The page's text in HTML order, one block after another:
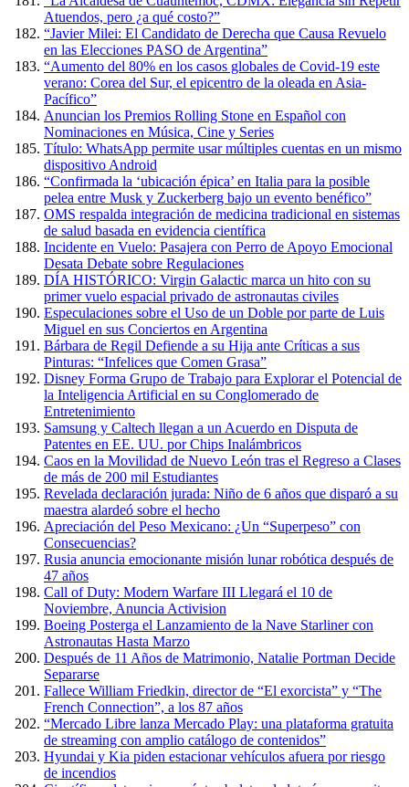
Atuendos, pero ¿a qué costo?”
“Javier Milei: El Candidato de Derecha que Causa Revuelo
en las Elecciones PASO de Argentina”
“Aumento del 80% en los casos globales de Covid-19 este
verano: Corea del Sur, el epicentro de la oleada en Asia-
Pacífico”
Anuncian los Premios Rolling Stone en Español con
Nominaciones en Música, Cine y Series
Título: WhatsApp permite usar múltiples cuentas en un mismo
dispositivo Android
“Confirmada la ‘ubicación épica’ en Italia para la posible
pelea entre Musk y Zuckerberg bajo un evento benéfico”
OMS respalda integración de medicina tradicional en sistemas
de salud basada en evidencia científica
Incidente en Vuelo: Pasajera con Perro de Apoyo Emocional
Desata Debate sobre Regulaciones
DÍA HISTÓRICO: Virgin Galactic marca un hito con su
primer vuelo espacial privado de astronautas civiles
Especulaciones sobre el Uso de un Doble por parte de Luis
Miguel en sus Conciertos en Argentina
Bárbara de Regil Defiende a su Hija ante Críticas a sus
Pinturas: “Infelices que Comen Grasa”
Disney Forma Grupo de Trabajo para Explorar el Potencial de
la Inteligencia Artificial en su Conglomerado de
Entretenimiento
Samsung y Caltech llegan a un Acuerdo en Disputa de
Patentes en EE. UU. por Chips Inalámbricos
Caos en la Movilidad de Nuevo León tras el Regreso a Clases
de más de 200 mil Estudiantes
Revelada declaración jurada: Niño de 6 años que disparó a su
maestra alardeó sobre el hecho
Apreciación del Peso Mexicano: ¿Un “Superpeso” con
Consecuencias?
Rusia anuncia emocionante misión lunar robótica después de
47 años
Call of Duty: Modern Warfare III Llegará el 10 de
Noviembre, Anuncia Activision
Boeing Posterga el Lanzamiento de la Nave Starliner con
Astronautas Hasta Marzo
Después de 11 Años de Matrimonio, Natalie Portman Decide
Separarse
Fallece William Friedkin, director de “El exorcista” y “The
French Connection”, a los 87 años
“Mercado Libre lanza Mercado Play: una plataforma gratuita
de streaming con amplio catálogo de contenidos”
Hyundai y Kia piden estacionar vehículos afuera por riesgo
de incendios